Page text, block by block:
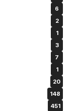
6
2
1
3
7
1
20
148
451